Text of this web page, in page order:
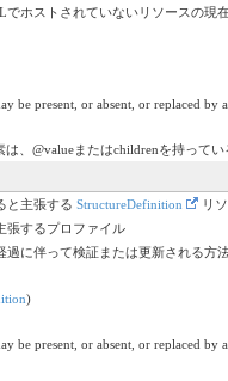
でホストされていないリソースの現
be present, or absent, or replaced by
は、@valueまたはchildrenを持って
と主張する StructureDefinition リソ
張するプロファイル
過に伴って検証または更新される方
)
be present, or absent, or replaced by